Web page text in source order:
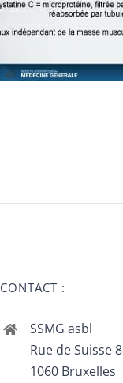
CONTACT :
SSMG asbl
Rue de Suisse 8
1060 Bruxelles